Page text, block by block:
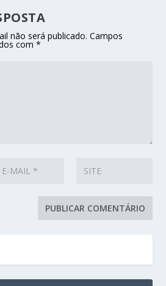
não será publicado. Campos
com*